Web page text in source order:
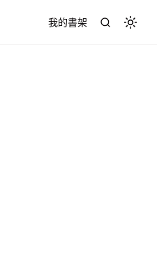
我的書架